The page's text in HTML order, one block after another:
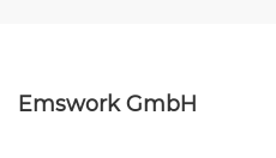
Emswork GmbH